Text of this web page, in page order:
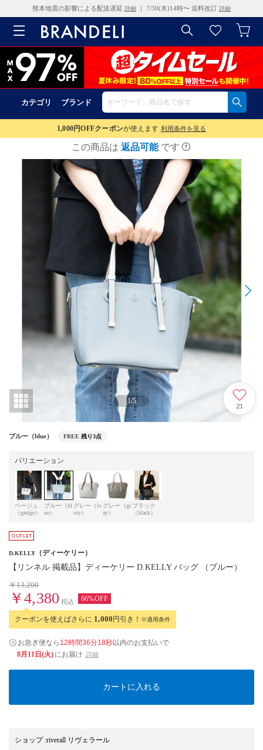
熊本地震の影響による配送遅延 詳細 ｜ 7/30(木)14時〜 送料改訂 詳細
カテゴリ ブランド
1,000円OFFクーポンが使えます 利用条件を見る
この商品は 返品可能 です
1/5
21
ブルー（blue） FREE 残り3点
バリエーション
ベージュ
（greige）
ブルー（bl
ue）
グレー（iv
ory）
グレー（gr
ay）
ブラック
（black）
D.KELLY （ディーケリー）
【リンネル 掲載品】ディーケリー D.KELLY バッグ （ブルー）
￥13,200
￥4,380 税込 66%OFF
クーポンを使えばさらに 1,000円引き！ ※適用条件
お急ぎ便なら 12時間36分17秒以内のお支払いで
8月11日(火) にお届け 詳細
カートに入れる
ショップ:riverall リヴェラール